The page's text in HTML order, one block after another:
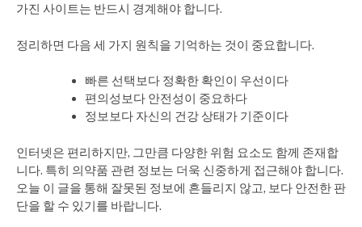
가진 사이트는 반드시 경계해야 합니다.
정리하면 다음 세 가지 원칙을 기억하는 것이 중요합니다.
빠른 선택보다 정확한 확인이 우선이다
편의성보다 안전성이 중요하다
정보보다 자신의 건강 상태가 기준이다
인터넷은 편리하지만, 그만큼 다양한 위험 요소도 함께 존재합
니다. 특히 의약품 관련 정보는 더욱 신중하게 접근해야 합니다.
오늘 이 글을 통해 잘못된 정보에 흔들리지 않고, 보다 안전한 판
단을 할 수 있기를 바랍니다.